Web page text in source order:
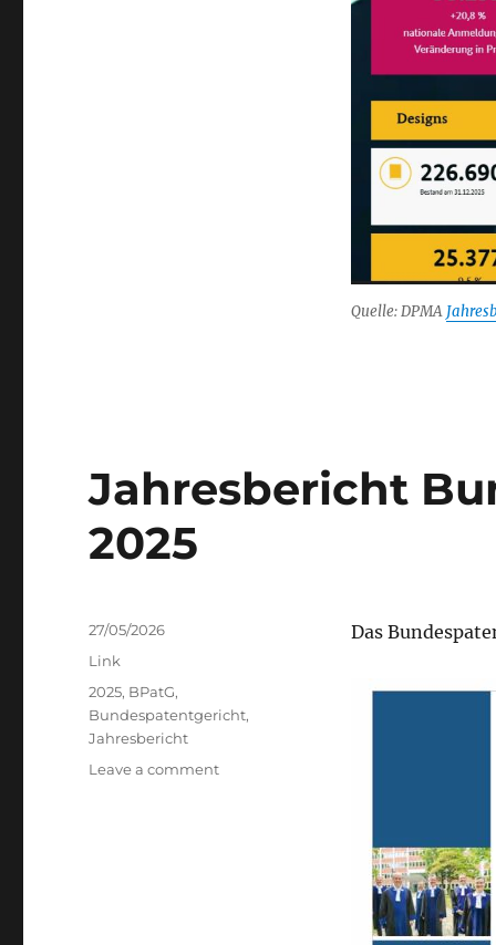
Quelle: DPMA
Jahresbericht
2025
Das
Posted
on
27/05/2026
Categories
Link
Tags
2025, BPatG,
Bundespatentgericht,
Jahresbericht
Leave a commenton